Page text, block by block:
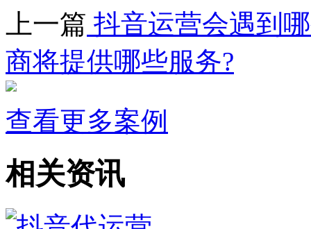
上一篇 抖音运营会遇到
商将提供哪些服务?
查看更多案例
相关资讯